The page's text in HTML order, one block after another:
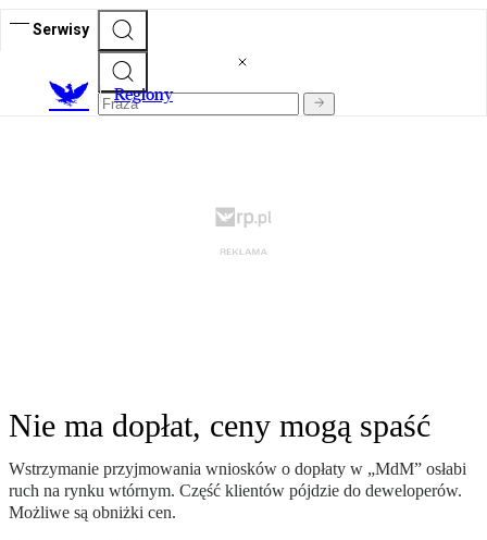
Serwisy
Regiony
Nie ma dopłat, ceny mogą spaść
Wstrzymanie przyjmowania wniosków o dopłaty w „MdM” osłabi
ruch na rynku wtórnym. Część klientów pójdzie do deweloperów.
Możliwe są obniżki cen.